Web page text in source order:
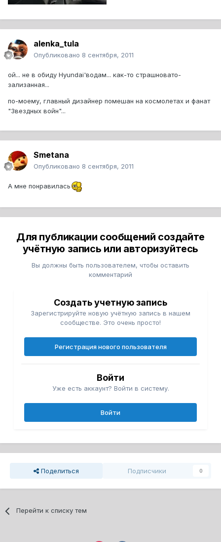
alenka_tula
Опубликовано 8 сентября, 2011
ой... не в обиду Hyundai'водам... как-то страшновато-
зализанная...
по-моему, главный дизайнер помешан на космолетах и фанат
"Звездных войн"...
Smetana
Опубликовано 8 сентября, 2011
А мне понравилась
Для публикации сообщений создайте
учётную запись или авторизуйтесь
Вы должны быть пользователем, чтобы оставить
комментарий
Создать учетную запись
Зарегистрируйте новую учётную запись в нашем
сообществе. Это очень просто!
Регистрация нового пользователя
Войти
Уже есть аккаунт? Войти в систему.
Войти
Поделиться Подписчики 0
Перейти к списку тем